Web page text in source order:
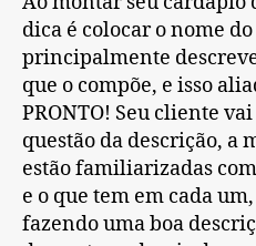
dica é colocar o nome
principalmente
que o compõe, e isso
PRONTO! Seu cliente
questão da descrição, a
estão familiarizadas
e o que tem em cada
fazendo uma boa